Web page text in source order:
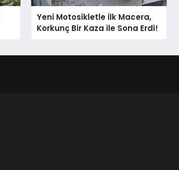
Yeni Motosikletle İlk Macera,
Korkunç Bir Kaza ile Sona Erdi!